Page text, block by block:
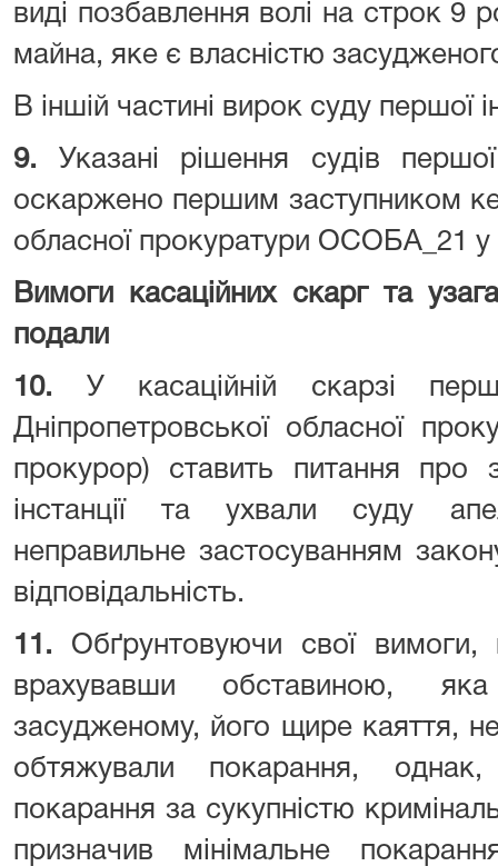
виді позбавлення волі на строк 9
майна, яке є власністю
В іншій частині вирок суду першої
9. Указані рішення судів
оскаржено першим заступником
обласної прокуратури ОСОБА_21 у
Вимоги касаційних скарг та
подали
10. У касаційній скарзі
Дніпропетровської обласної
прокурор) ставить питання про
інстанції та ухвали суду
неправильне застосуванням
відповідальність.
11. Обґрунтовуючи свої
врахувавши обставиною,
засудженому, його щире каяття,
обтяжували покарання,
покарання за сукупністю
призначив мінімальне